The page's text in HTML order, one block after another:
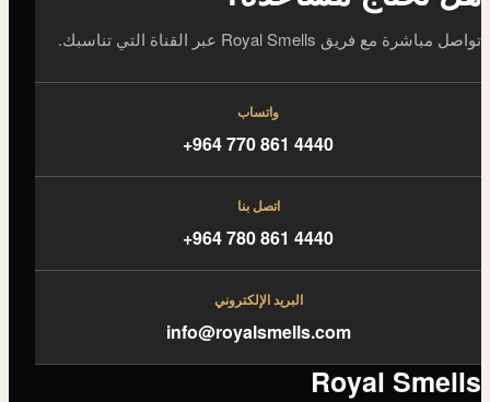
تواصل مباشرة مع فريق Royal Smells عبر القناة التي تناسبك.
واتساب
+964 770 861 4440
اتصل بنا
+964 780 861 4440
البريد الإلكتروني
info@royalsmells.com
Royal Smells